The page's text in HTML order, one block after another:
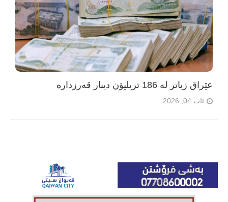
عێراق زیاتر لە 186 تریلیۆن دینار قەرزدارە
ئاب 04, 2026